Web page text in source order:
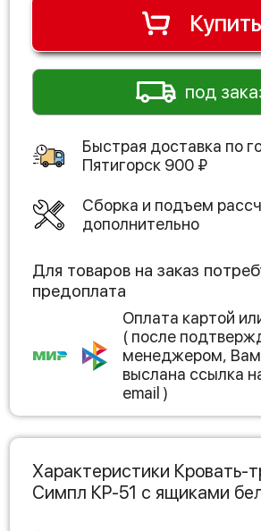
Купить
под
Быстрая доставка по
Пятигорск 900 ₽
Сборка и подъем
дополнительно
Для товаров на заказ
предоплата
Оплата картой
( после
менеджером,
выслана ссылка
email )
Характеристики Кровать-
Симпл КР-51 с ящиками